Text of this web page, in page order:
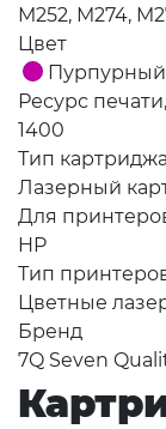
M252, M274,
Цвет
Пурпурный
Ресурс
1400
Тип картриджа
Лазерный
Для
HP
Тип
Цветные
Бренд
7Q Seven